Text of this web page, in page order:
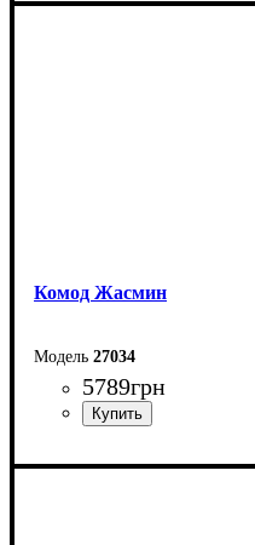
Ширина: 188 см
Комод Жасмин
27034
5789грн
Ширина: 130 см